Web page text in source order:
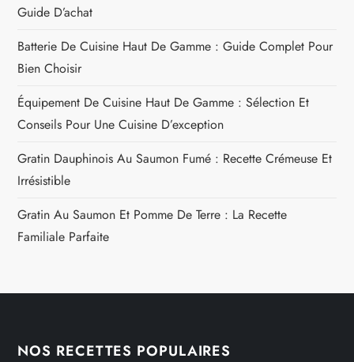
Guide D’achat
Batterie De Cuisine Haut De Gamme : Guide Complet Pour
Bien Choisir
Équipement De Cuisine Haut De Gamme : Sélection Et
Conseils Pour Une Cuisine D’exception
Gratin Dauphinois Au Saumon Fumé : Recette Crémeuse Et
Irrésistible
Gratin Au Saumon Et Pomme De Terre : La Recette
Familiale Parfaite
NOS RECETTES POPULAIRES